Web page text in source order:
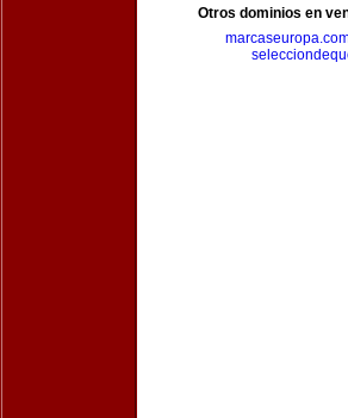
Otros dominios en